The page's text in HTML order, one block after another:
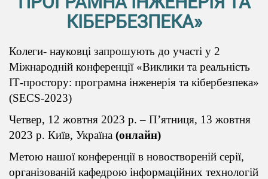
КІБЕРБЕЗПЕКА»
Колеги- науковці запрошують до участі у 2
Міжнародній конференції «Виклики та реальність
ІТ-простору: програмна інженерія та кібербезпека»
(SECS-2023)
Четвер, 12 жовтня 2023 р. – П’ятниця, 13 жовтня
2023 р. Київ, Україна (онлайн)
Метою нашої конференції в новоствореній серії,
організованій кафедрою інформаційних технологій